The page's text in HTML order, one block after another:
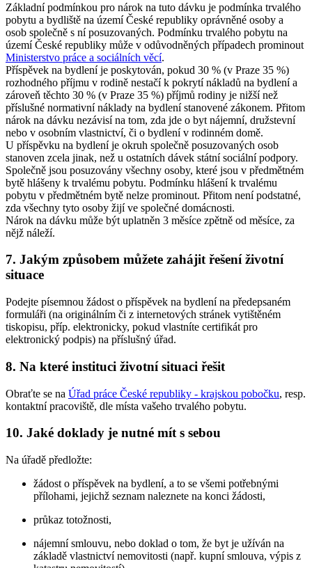
Základní podmínkou pro nárok na tuto dávku je podmínka trvalého
pobytu a bydliště na území České republiky oprávněné osoby a
osob společně s ní posuzovaných. Podmínku trvalého pobytu na
území České republiky může v odůvodněných případech prominout
Ministerstvo práce a sociálních věcí.
Příspěvek na bydlení je poskytován, pokud 30 % (v Praze 35 %)
rozhodného příjmu v rodině nestačí k pokrytí nákladů na bydlení a
zároveň těchto 30 % (v Praze 35 %) příjmů rodiny je nižší než
příslušné normativní náklady na bydlení stanovené zákonem. Přitom
nárok na dávku nezávisí na tom, zda jde o byt nájemní, družstevní
nebo v osobním vlastnictví, či o bydlení v rodinném domě.
U příspěvku na bydlení je okruh společně posuzovaných osob
stanoven zcela jinak, než u ostatních dávek státní sociální podpory.
Společně jsou posuzovány všechny osoby, které jsou v předmětném
bytě hlášeny k trvalému pobytu. Podmínku hlášení k trvalému
pobytu v předmětném bytě nelze prominout. Přitom není podstatné,
zda všechny tyto osoby žijí ve společné domácnosti.
Nárok na dávku může být uplatněn 3 měsíce zpětně od měsíce, za
nějž náleží.
7. Jakým způsobem můžete zahájit řešení životní
situace
Podejte písemnou žádost o příspěvek na bydlení na předepsaném
formuláři (na originálním či z internetových stránek vytištěném
tiskopisu, příp. elektronicky, pokud vlastníte certifikát pro
elektronický podpis) na příslušný úřad.
8. Na které instituci životní situaci řešit
Obraťte se na Úřad práce České republiky - krajskou pobočku, resp.
kontaktní pracoviště, dle místa vašeho trvalého pobytu.
10. Jaké doklady je nutné mít s sebou
Na úřadě předložte:
žádost o příspěvek na bydlení, a to se všemi potřebnými
přílohami, jejichž seznam naleznete na konci žádosti,
průkaz totožnosti,
nájemní smlouvu, nebo doklad o tom, že byt je užíván na
základě vlastnictví nemovitosti (např. kupní smlouva, výpis z